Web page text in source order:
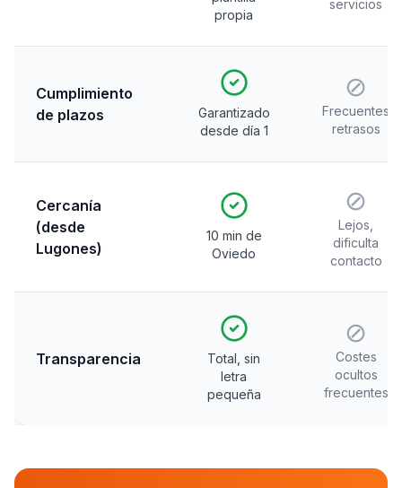
propia
servicios
Cumplimiento
de plazos
Garantizado
desde día 1
⊘
Frecuentes
retrasos
Cercanía
(desde
Lugones)
10 min de
Oviedo
⊘
Lejos,
dificulta
contacto
Transparencia
Total, sin
letra
pequeña
⊘
Costes
ocultos
frecuentes